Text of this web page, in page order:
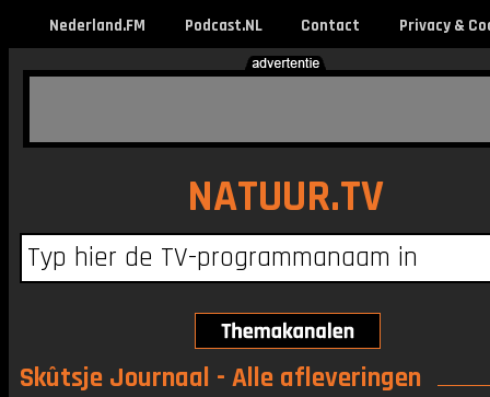
Nederland.FM Podcast.NL Contact Privacy &
NATUUR.TV
Skûtsje Journaal - Alle afleveringen